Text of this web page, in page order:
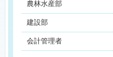
農林水産部
建設部
会計管理者